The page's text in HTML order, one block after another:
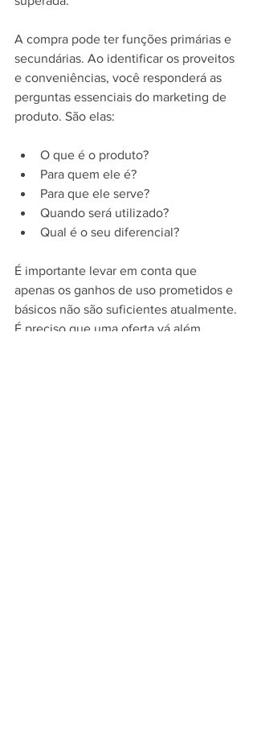
A compra pode ter funções primárias e
secundárias. Ao identificar os proveitos
e conveniências, você responderá as
perguntas essenciais do marketing de
produto. São elas:
O que é o produto?
Para quem ele é?
Para que ele serve?
Quando será utilizado?
Qual é o seu diferencial?
É importante levar em conta que
apenas os ganhos de uso prometidos e
básicos não são suficientes atualmente.
É preciso que uma oferta vá além,